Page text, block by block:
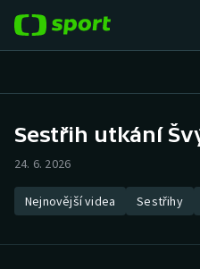
Hokej
Tenis
Atletika
Sestřih utkání
24. 6. 2026
Nejnovější videa Sestřihy